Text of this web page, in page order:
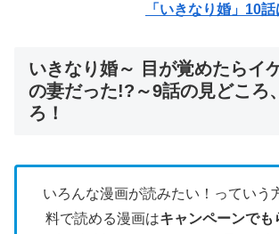
「いきなり婚」10話
いきなり婚～ 目が覚めたらイ
の妻だった!?～9話の見どころ
ろ！
いろんな漫画が読みたい！っていう
料で読める漫画はキャンペーンでも